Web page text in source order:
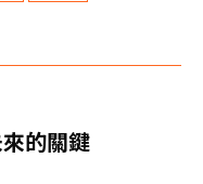
的關鍵